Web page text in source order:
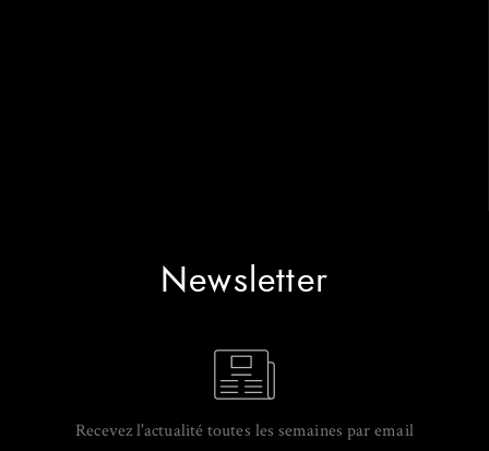
Newsletter
Recevez l'actualité toutes les semaines par email